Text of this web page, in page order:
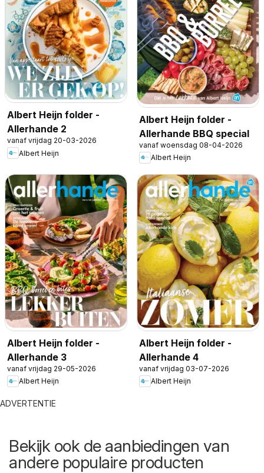
Albert Heijn folder -
Allerhande 2
vanaf vrijdag 20-03-2026
Albert Heijn
Albert Heijn folder -
Allerhande BBQ special
vanaf woensdag 08-04-2026
Albert Heijn
Albert Heijn folder -
Allerhande 3
vanaf vrijdag 29-05-2026
Albert Heijn
Albert Heijn folder -
Allerhande 4
vanaf vrijdag 03-07-2026
Albert Heijn
ADVERTENTIE
Bekijk ook de aanbiedingen van
andere populaire producten